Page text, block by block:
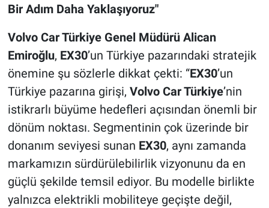
Bir Adım Daha Yaklaşıyoruz"
Volvo Car Türkiye Genel Müdürü Alican
Emiroğlu, EX30’un Türkiye pazarındaki stratejik
önemine şu sözlerle dikkat çekti: “EX30’un
Türkiye pazarına girişi, Volvo Car Türkiye’nin
istikrarlı büyüme hedefleri açısından önemli bir
dönüm noktası. Segmentinin çok üzerinde bir
donanım seviyesi sunan EX30, aynı zamanda
markamızın sürdürülebilirlik vizyonunu da en
güçlü şekilde temsil ediyor. Bu modelle birlikte
yalnızca elektrikli mobiliteye geçişte değil,